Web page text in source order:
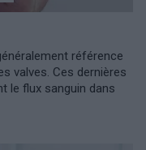
référence
valves. Ces dernières
le flux sanguin dans